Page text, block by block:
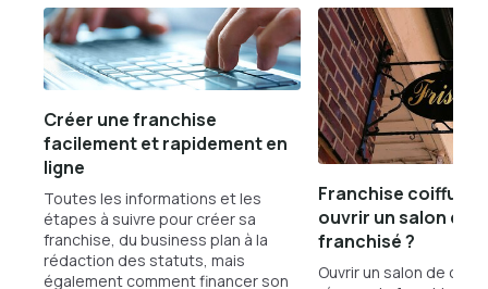
Créer une franchise
facilement et rapidement en
ligne
Toutes les informations et les
étapes à suivre pour créer sa
franchise, du business plan à la
rédaction des statuts, mais
également comment financer son
Franchise coiffure
ouvrir un salon de
franchisé ?
Ouvrir un salon de